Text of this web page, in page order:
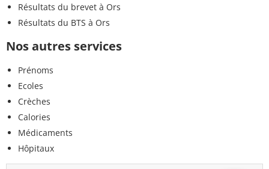
Résultats du brevet à Ors
Résultats du BTS à Ors
Nos autres services
Prénoms
Ecoles
Crèches
Calories
Médicaments
Hôpitaux